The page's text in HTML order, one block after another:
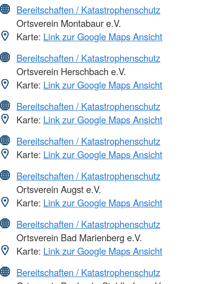
Bereitschaften / Katastrophenschutz
Ortsverein Montabaur e.V.
Karte: Link zur Google Maps Ansicht
Bereitschaften / Katastrophenschutz
Ortsverein Herschbach e.V.
Karte: Link zur Google Maps Ansicht
Bereitschaften / Katastrophenschutz
Karte: Link zur Google Maps Ansicht
Bereitschaften / Katastrophenschutz
Karte: Link zur Google Maps Ansicht
Bereitschaften / Katastrophenschutz
Ortsverein Augst e.V.
Karte: Link zur Google Maps Ansicht
Bereitschaften / Katastrophenschutz
Ortsverein Bad Marienberg e.V.
Karte: Link zur Google Maps Ansicht
Bereitschaften / Katastrophenschutz